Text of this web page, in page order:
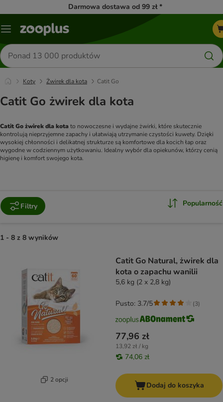
Darmowa dostawa od 99 zł *
Menu
Szukaj
produktów
Koty Żwirek dla kota Catit Go
Catit Go żwirek dla kota
Catit Go żwirek dla kota to nowoczesne i wydajne żwirki, które skutecznie
kontrolują nieprzyjemne zapachy i ułatwiają utrzymanie czystości kuwety. Dzięki
wysokiej chłonności i delikatnej strukturze są komfortowe dla kocich łap oraz
wygodne w codziennym użytkowaniu. Idealny wybór dla opiekunów, którzy cenią
higienę i komfort swojego kota.
Filtry Popularność
1 - 8 z 8 wyników
2 opcji
Catit Go Natural, żwirek dla
kota o zapachu wanilii
5,6 kg (2 x 2,8 kg)
77,96 zł
13,92 zł / kg
74,06 zł
Pusto: 3.7/5 (3)
Dodaj do koszyka